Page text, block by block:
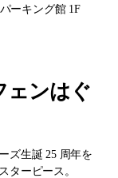
ーキング館 1F
ェンはぐ
ズ生誕 25 周年を
ターピース。